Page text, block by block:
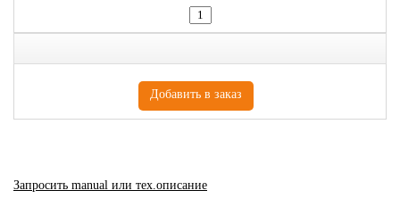
Запросить manual или тех.описание